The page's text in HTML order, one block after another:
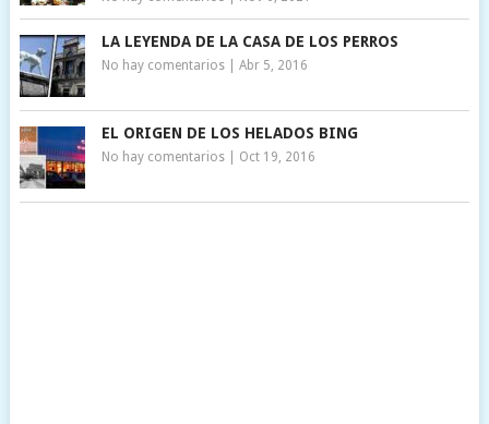
LA LEYENDA DE LA CASA DE LOS PERROS
No hay comentarios| Abr 5, 2016
EL ORIGEN DE LOS HELADOS BING
No hay comentarios| Oct 19, 2016